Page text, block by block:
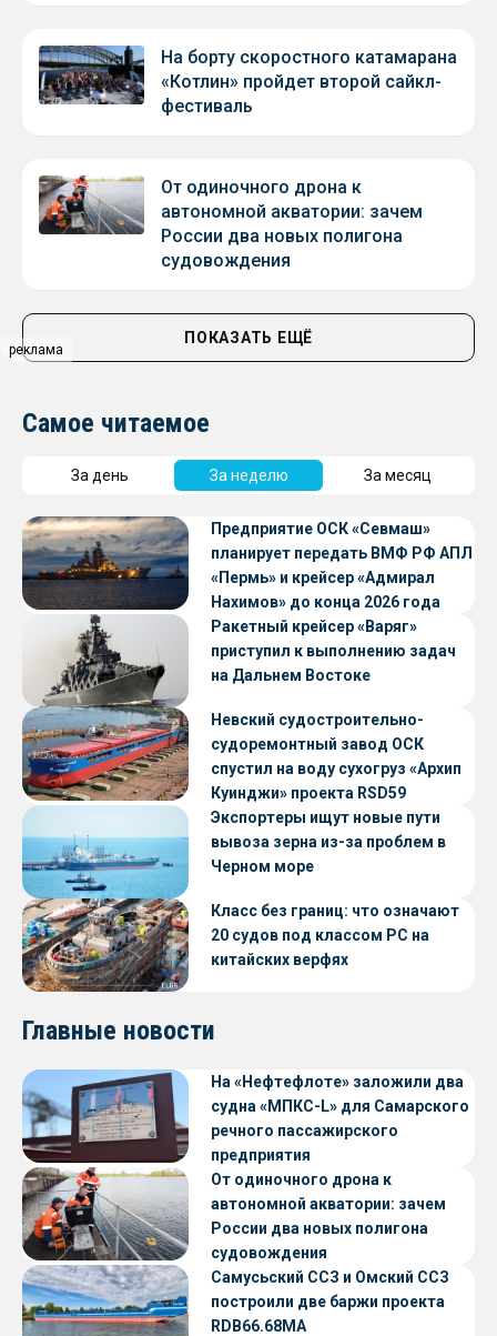
реклама
На борту скоростного катамарана
«Котлин» пройдет второй сайкл-
фестиваль
От одиночного дрона к
автономной акватории: зачем
России два новых полигона
судовождения
ПОКАЗАТЬ ЕЩЁ
Самое читаемое
За день За неделю За месяц
Предприятие ОСК «Севмаш»
планирует передать ВМФ РФ АПЛ
«Пермь» и крейсер «Адмирал
Нахимов» до конца 2026 года
Ракетный крейсер «Варяг»
приступил к выполнению задач
на Дальнем Востоке
Невский судостроительно-
судоремонтный завод ОСК
спустил на воду сухогруз «Архип
Куинджи» проекта RSD59
Экспортеры ищут новые пути
вывоза зерна из-за проблем в
Черном море
Класс без границ: что означают
20 судов под классом РС на
китайских верфях
Главные новости
На «Нефтефлоте» заложили два
судна «МПКС-L» для Самарского
речного пассажирского
предприятия
От одиночного дрона к
автономной акватории: зачем
России два новых полигона
судовождения
Самусьский ССЗ и Омский ССЗ
построили две баржи проекта
RDB66.68МА